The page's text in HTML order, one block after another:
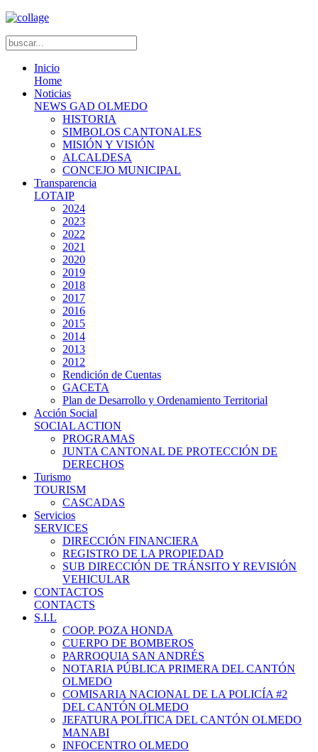
Inicio
Home
Noticias
NEWS GAD OLMEDO
HISTORIA
SIMBOLOS CANTONALES
MISIÓN Y VISIÓN
ALCALDESA
CONCEJO MUNICIPAL
Transparencia
LOTAIP
2024
2023
2022
2021
2020
2019
2018
2017
2016
2015
2014
2013
2012
Rendición de Cuentas
GACETA
Plan de Desarrollo y Ordenamiento Territorial
Acción Social
SOCIAL ACTION
PROGRAMAS
JUNTA CANTONAL DE PROTECCIÓN DE
DERECHOS
Turismo
TOURISM
CASCADAS
Servicios
SERVICES
DIRECCIÓN FINANCIERA
REGISTRO DE LA PROPIEDAD
SUB DIRECCIÓN DE TRÁNSITO Y REVISIÓN
VEHICULAR
CONTACTOS
CONTACTS
S.I.L
COOP. POZA HONDA
CUERPO DE BOMBEROS
PARROQUIA SAN ANDRÉS
NOTARIA PÚBLICA PRIMERA DEL CANTÓN
OLMEDO
COMISARIA NACIONAL DE LA POLICÍA #2
DEL CANTÓN OLMEDO
JEFATURA POLÍTICA DEL CANTÓN OLMEDO
MANABI
INFOCENTRO OLMEDO